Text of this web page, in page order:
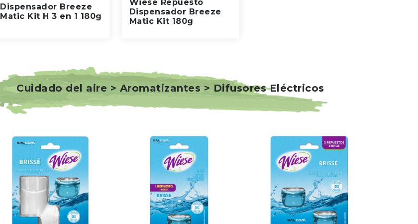
Dispensador Breeze
Matic Kit H 3 en 1 180g
Wiese Repuesto
Dispensador Breeze
Matic Kit 180g
Cuidado del aire > Aromatizantes > Difusores Eléctricos